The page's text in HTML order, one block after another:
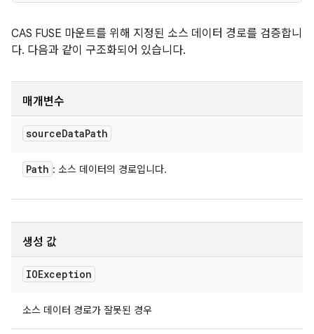
CAS FUSE 마운트를 위해 지정된 소스 데이터 경로를 검증합니
다. 다음과 같이 구조화되어 있습니다.
매개변수
sourceDataPath
Path : 소스 데이터의 경로입니다.
생성 값
IOException
소스 데이터 경로가 잘못된 경우